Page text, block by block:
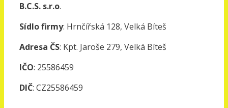
B.C.S. s.r.o.
Sídlo firmy: Hrnčířská 128, Velká Bíteš
Adresa ČS: Kpt. Jaroše 279, Velká Bíteš
IČO: 25586459
DIČ: CZ25586459